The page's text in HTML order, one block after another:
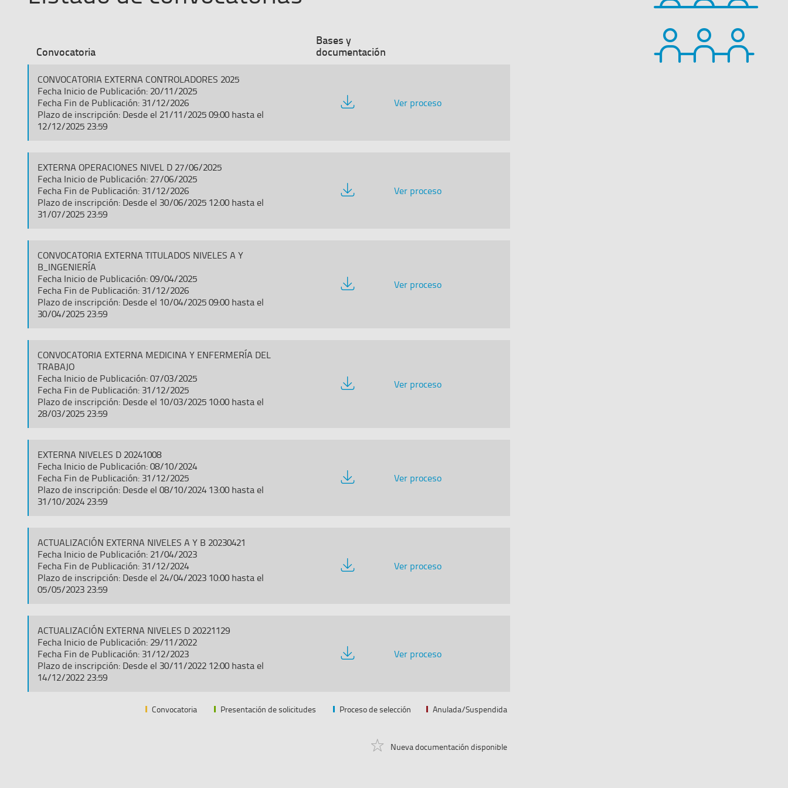
Convocatoria
Bases y
documentación
CONVOCATORIA EXTERNA CONTROLADORES 2025
Fecha Inicio de Publicación: 20/11/2025
Fecha Fin de Publicación: 31/12/2026
Plazo de inscripción: Desde el 21/11/2025 09:00 hasta el
12/12/2025 23:59
Descargar
documentación
Ver proceso
EXTERNA OPERACIONES NIVEL D 27/06/2025
Fecha Inicio de Publicación: 27/06/2025
Fecha Fin de Publicación: 31/12/2026
Plazo de inscripción: Desde el 30/06/2025 12:00 hasta el
31/07/2025 23:59
Descargar
documentación
Ver proceso
CONVOCATORIA EXTERNA TITULADOS NIVELES A Y
B_INGENIERÍA
Fecha Inicio de Publicación: 09/04/2025
Fecha Fin de Publicación: 31/12/2026
Plazo de inscripción: Desde el 10/04/2025 09:00 hasta el
30/04/2025 23:59
Descargar
documentación
Ver proceso
CONVOCATORIA EXTERNA MEDICINA Y ENFERMERÍA DEL
TRABAJO
Fecha Inicio de Publicación: 07/03/2025
Fecha Fin de Publicación: 31/12/2025
Plazo de inscripción: Desde el 10/03/2025 10:00 hasta el
28/03/2025 23:59
Descargar
documentación
Ver proceso
EXTERNA NIVELES D 20241008
Fecha Inicio de Publicación: 08/10/2024
Fecha Fin de Publicación: 31/12/2025
Plazo de inscripción: Desde el 08/10/2024 13:00 hasta el
31/10/2024 23:59
Descargar
documentación
Ver proceso
ACTUALIZACIÓN EXTERNA NIVELES A Y B 20230421
Fecha Inicio de Publicación: 21/04/2023
Fecha Fin de Publicación: 31/12/2024
Plazo de inscripción: Desde el 24/04/2023 10:00 hasta el
05/05/2023 23:59
Descargar
documentación
Ver proceso
ACTUALIZACIÓN EXTERNA NIVELES D 20221129
Fecha Inicio de Publicación: 29/11/2022
Fecha Fin de Publicación: 31/12/2023
Plazo de inscripción: Desde el 30/11/2022 12:00 hasta el
14/12/2022 23:59
Descargar
documentación
Ver proceso
Convocatoria Presentación de solicitudes Proceso de selección Anulada/Suspendida
Nueva documentación disponible